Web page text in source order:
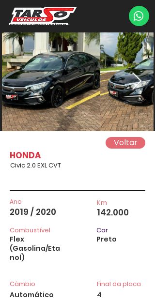
Voltar
HONDA
Civic 2.0 EXL CVT
Ano
2019 / 2020
Combustível
Flex
(Gasolina/Eta
nol)
Câmbio
Automático
Km
142.000
Cor
Preto
Final da placa
4